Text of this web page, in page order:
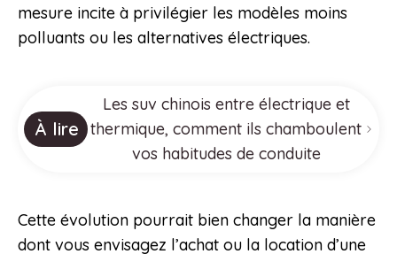
mesure incite à privilégier les modèles moins
polluants ou les alternatives électriques.
À lire
Les suv chinois entre électrique et
thermique, comment ils chamboulent
vos habitudes de conduite
Cette évolution pourrait bien changer la manière
dont vous envisagez l’achat ou la location d’une